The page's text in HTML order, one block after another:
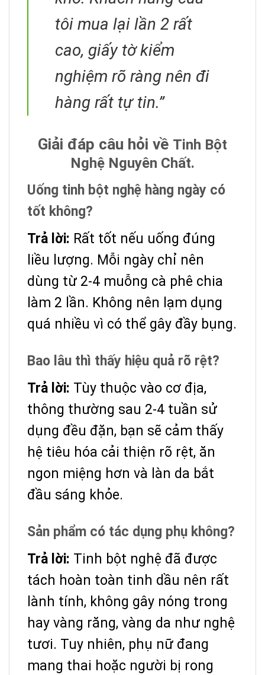
tôi mua lại lần 2 rất
cao, giấy tờ kiểm
nghiệm rõ ràng nên đi
hàng rất tự tin.”
Giải đáp câu hỏi về Tinh Bột
Nghệ Nguyên Chất.
Uống tinh bột nghệ hàng ngày có
tốt không?
Trả lời: Rất tốt nếu uống đúng
liều lượng. Mỗi ngày chỉ nên
dùng từ 2-4 muỗng cà phê chia
làm 2 lần. Không nên lạm dụng
quá nhiều vì có thể gây đầy bụng.
Bao lâu thì thấy hiệu quả rõ rệt?
Trả lời: Tùy thuộc vào cơ địa,
thông thường sau 2-4 tuần sử
dụng đều đặn, bạn sẽ cảm thấy
hệ tiêu hóa cải thiện rõ rệt, ăn
ngon miệng hơn và làn da bắt
đầu sáng khỏe.
Sản phẩm có tác dụng phụ không?
Trả lời: Tinh bột nghệ đã được
tách hoàn toàn tinh dầu nên rất
lành tính, không gây nóng trong
hay vàng răng, vàng da như nghệ
tươi. Tuy nhiên, phụ nữ đang
mang thai hoặc người bị rong